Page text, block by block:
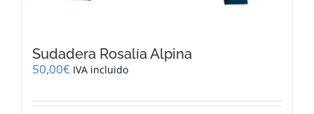
Sudadera Rosalía Alpina
50,00€ IVA incluido